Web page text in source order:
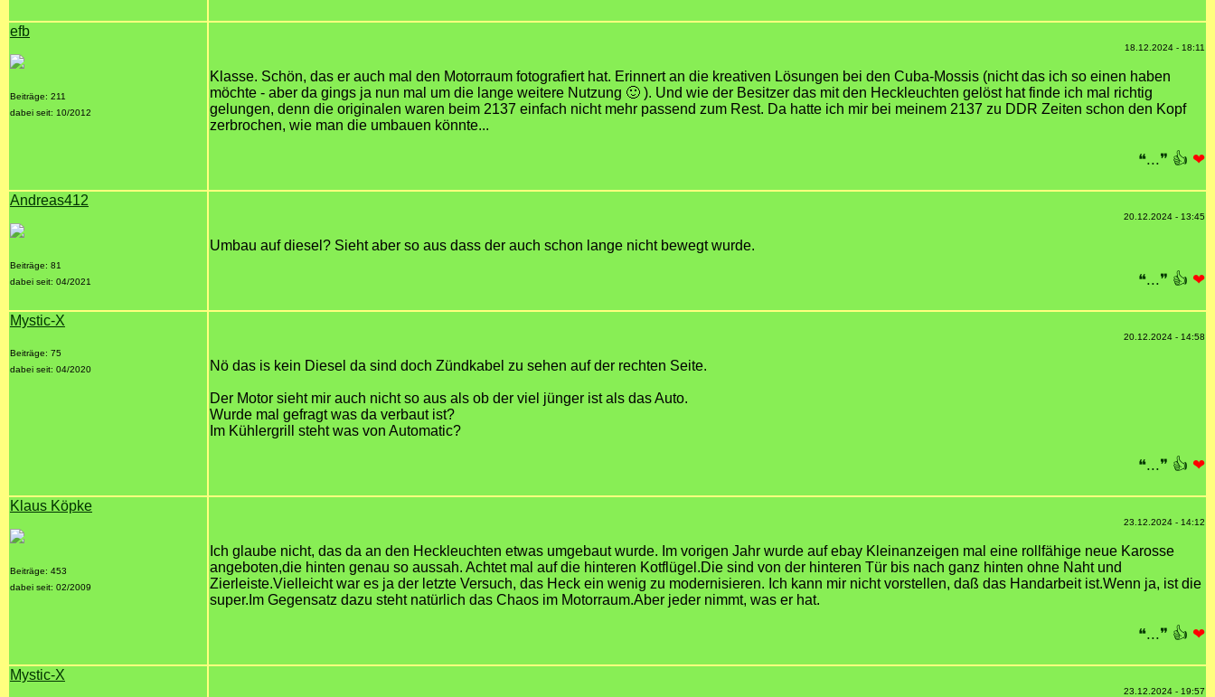
efb
Beiträge: 211
dabei seit: 10/2012
18.12.2024 - 18:11
Klasse. Schön, das er auch mal den Motorraum fotografiert hat. Erinnert an die kreativen Lösungen bei den Cuba-Mossis (nicht das ich so einen haben
möchte - aber da gings ja nun mal um die lange weitere Nutzung 🙂 ). Und wie der Besitzer das mit den Heckleuchten gelöst hat finde ich mal richtig
gelungen, denn die originalen waren beim 2137 einfach nicht mehr passend zum Rest. Da hatte ich mir bei meinem 2137 zu DDR Zeiten schon den Kopf
zerbrochen, wie man die umbauen könnte...
❝...❞ 👍 ❤
Andreas412
Beiträge: 81
dabei seit: 04/2021
20.12.2024 - 13:45
Umbau auf diesel? Sieht aber so aus dass der auch schon lange nicht bewegt wurde.
❝...❞ 👍 ❤
Mystic-X
Beiträge: 75
dabei seit: 04/2020
20.12.2024 - 14:58
Nö das is kein Diesel da sind doch Zündkabel zu sehen auf der rechten Seite.
Der Motor sieht mir auch nicht so aus als ob der viel jünger ist als das Auto.
Wurde mal gefragt was da verbaut ist?
Im Kühlergrill steht was von Automatic?
❝...❞ 👍 ❤
Klaus Köpke
Beiträge: 453
dabei seit: 02/2009
23.12.2024 - 14:12
Ich glaube nicht, das da an den Heckleuchten etwas umgebaut wurde. Im vorigen Jahr wurde auf ebay Kleinanzeigen mal eine rollfähige neue Karosse
angeboten,die hinten genau so aussah. Achtet mal auf die hinteren Kotflügel.Die sind von der hinteren Tür bis nach ganz hinten ohne Naht und
Zierleiste.Vielleicht war es ja der letzte Versuch, das Heck ein wenig zu modernisieren. Ich kann mir nicht vorstellen, daß das Handarbeit ist.Wenn ja, ist die
super.Im Gegensatz dazu steht natürlich das Chaos im Motorraum.Aber jeder nimmt, was er hat.
❝...❞ 👍 ❤
Mystic-X
23.12.2024 - 19:57